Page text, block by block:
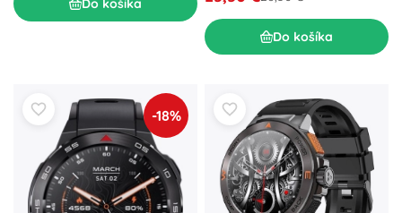
Do košíka
Do košíka
-18%